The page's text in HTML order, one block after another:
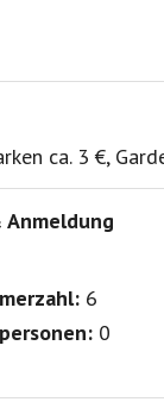
ca. 3 €,
6
0